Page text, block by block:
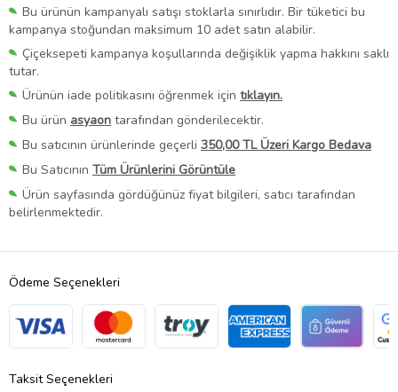
Bu ürünün kampanyalı satışı stoklarla sınırlıdır. Bir tüketici bu
kampanya stoğundan maksimum 10 adet satın alabilir.
Çiçeksepeti kampanya koşullarında değişiklik yapma hakkını saklı
tutar.
Ürünün iade politikasını öğrenmek için tıklayın.
Bu ürün asyaon tarafından gönderilecektir.
Bu satıcının ürünlerinde geçerli 350,00 TL Üzeri Kargo Bedava
Bu Satıcının Tüm Ürünlerini Görüntüle
Ürün sayfasında gördüğünüz fiyat bilgileri, satıcı tarafından
belirlenmektedir.
Ödeme Seçenekleri
Taksit Seçenekleri